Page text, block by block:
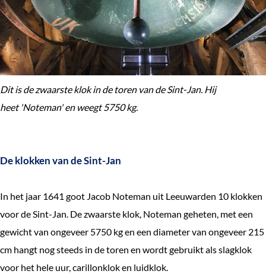
Dit is de zwaarste klok in de toren van de Sint-Jan. Hij
heet 'Noteman' en weegt 5750 kg.
De klokken van de Sint-Jan
In het jaar 1641 goot Jacob Noteman uit Leeuwarden 10 klokken
voor de Sint-Jan. De zwaarste klok, Noteman geheten, met een
gewicht van ongeveer 5750 kg en een diameter van ongeveer 215
cm hangt nog steeds in de toren en wordt gebruikt als slagklok
voor het hele uur, carillonklok en luidklok.